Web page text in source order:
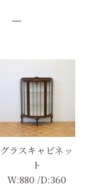
グラスキャビネッ
ト
W:880 /D:360